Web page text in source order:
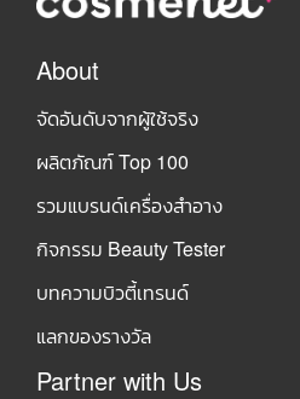
About
จัดอันดับจากผู้ใช้จริง
ผลิตภัณฑ์ Top 100
รวมแบรนด์เครื่องสำอาง
กิจกรรม Beauty Tester
บทความบิวตี้เทรนด์
แลกของรางวัล
Partner with Us